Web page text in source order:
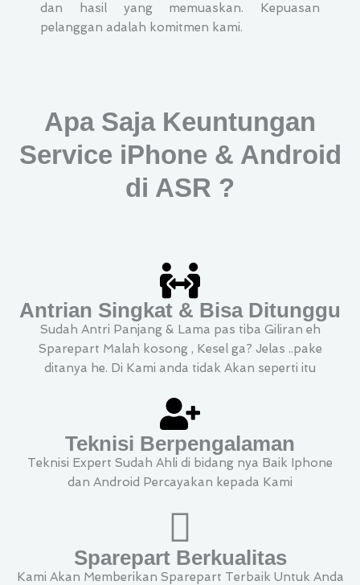
dan hasil yang memuaskan. Kepuasan
pelanggan adalah komitmen kami.
Apa Saja Keuntungan
Service iPhone & Android
di ASR ?
Antrian Singkat & Bisa Ditunggu
Sudah Antri Panjang & Lama pas tiba Giliran eh
Sparepart Malah kosong , Kesel ga? Jelas ..pake
ditanya he. Di Kami anda tidak Akan seperti itu
Teknisi Berpengalaman
Teknisi Expert Sudah Ahli di bidang nya Baik Iphone
dan Android Percayakan kepada Kami
Sparepart Berkualitas
Kami Akan Memberikan Sparepart Terbaik Untuk Anda